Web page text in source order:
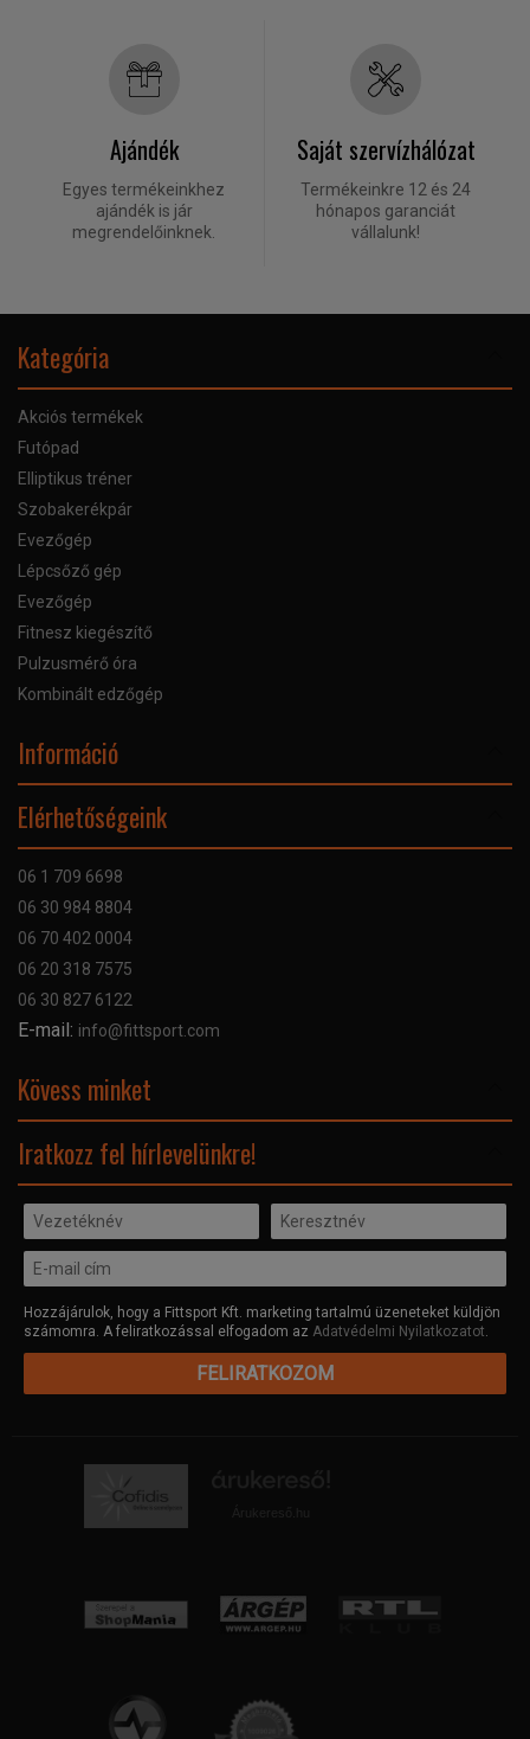
Ajándék
Egyes termékeinkhez
ajándék is jár
megrendelőinknek.
Saját szervízhálózat
Termékeinkre 12 és 24
hónapos garanciát
vállalunk!
Kategória
Akciós termékek
Futópad
Elliptikus tréner
Szobakerékpár
Evezőgép
Lépcsőző gép
Evezőgép
Fitnesz kiegészítő
Pulzusmérő óra
Kombinált edzőgép
Információ
Bankkártyás fizetés
Adatvédelmi nyilatkozat
Elérhetőségeink
06 1 709 6698
06 30 984 8804
06 70 402 0004
06 20 318 7575
06 30 827 6122
E-mail: info@fittsport.com
Kövess minket
Iratkozz fel hírlevelünkre!
Hozzájárulok, hogy a Fittsport Kft. marketing tartalmú üzeneteket küldjön
számomra. A feliratkozással elfogadom az Adatvédelmi Nyilatkozatot.
FELIRATKOZOM